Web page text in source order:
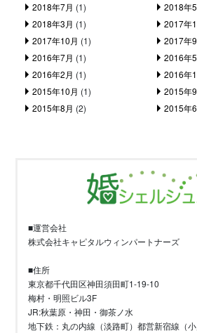
2018年7月 (1) 2018年
2018年3月 (1) 2017年
2017年10月 (1) 2017年
2016年7月 (1) 2016年
2016年2月 (1) 2016年
2015年10月 (1) 2015年
2015年8月 (2) 2015年
■運営会社
株式会社キャピタルウィンパートナーズ
■住所
東京都千代田区神田須田町1-19-10
梅村・明照ビル3F
JR:秋葉原・神田・御茶ノ水
地下鉄：丸の内線（淡路町）都営新宿線（小